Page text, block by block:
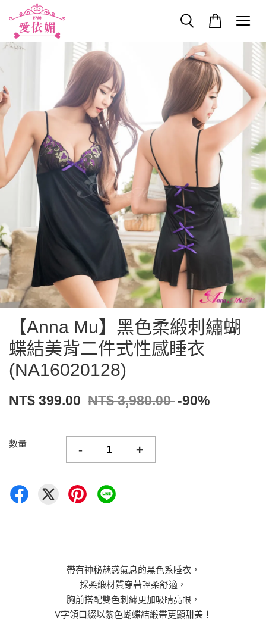
【Anna Mu】黑色柔緞刺繡蝴
蝶結美背二件式性感睡衣
(NA16020128)
NT$ 399.00 NT$ 3,980.00 -90%
數量 - +
帶有神秘魅惑氣息的黑色系睡衣，
採柔緞材質穿著輕柔舒適，
胸前搭配雙色刺繡更加吸睛亮眼，
V字領口綴以紫色蝴蝶結緞帶更顯甜美！